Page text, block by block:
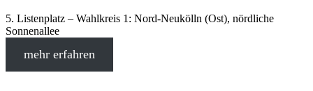
5. Listenplatz – Wahlkreis 1: Nord-Neukölln (Ost), nördliche
Sonnenallee
mehr erfahren